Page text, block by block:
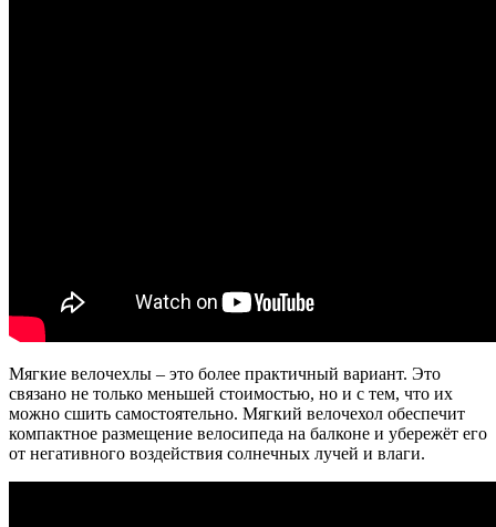
Мягкие велочехлы – это более практичный вариант. Это
связано не только меньшей стоимостью, но и с тем, что их
можно сшить самостоятельно. Мягкий велочехол обеспечит
компактное размещение велосипеда на балконе и убережёт его
от негативного воздействия солнечных лучей и влаги.